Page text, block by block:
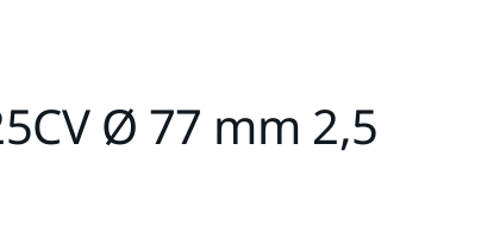
Ø 77 mm 2,5